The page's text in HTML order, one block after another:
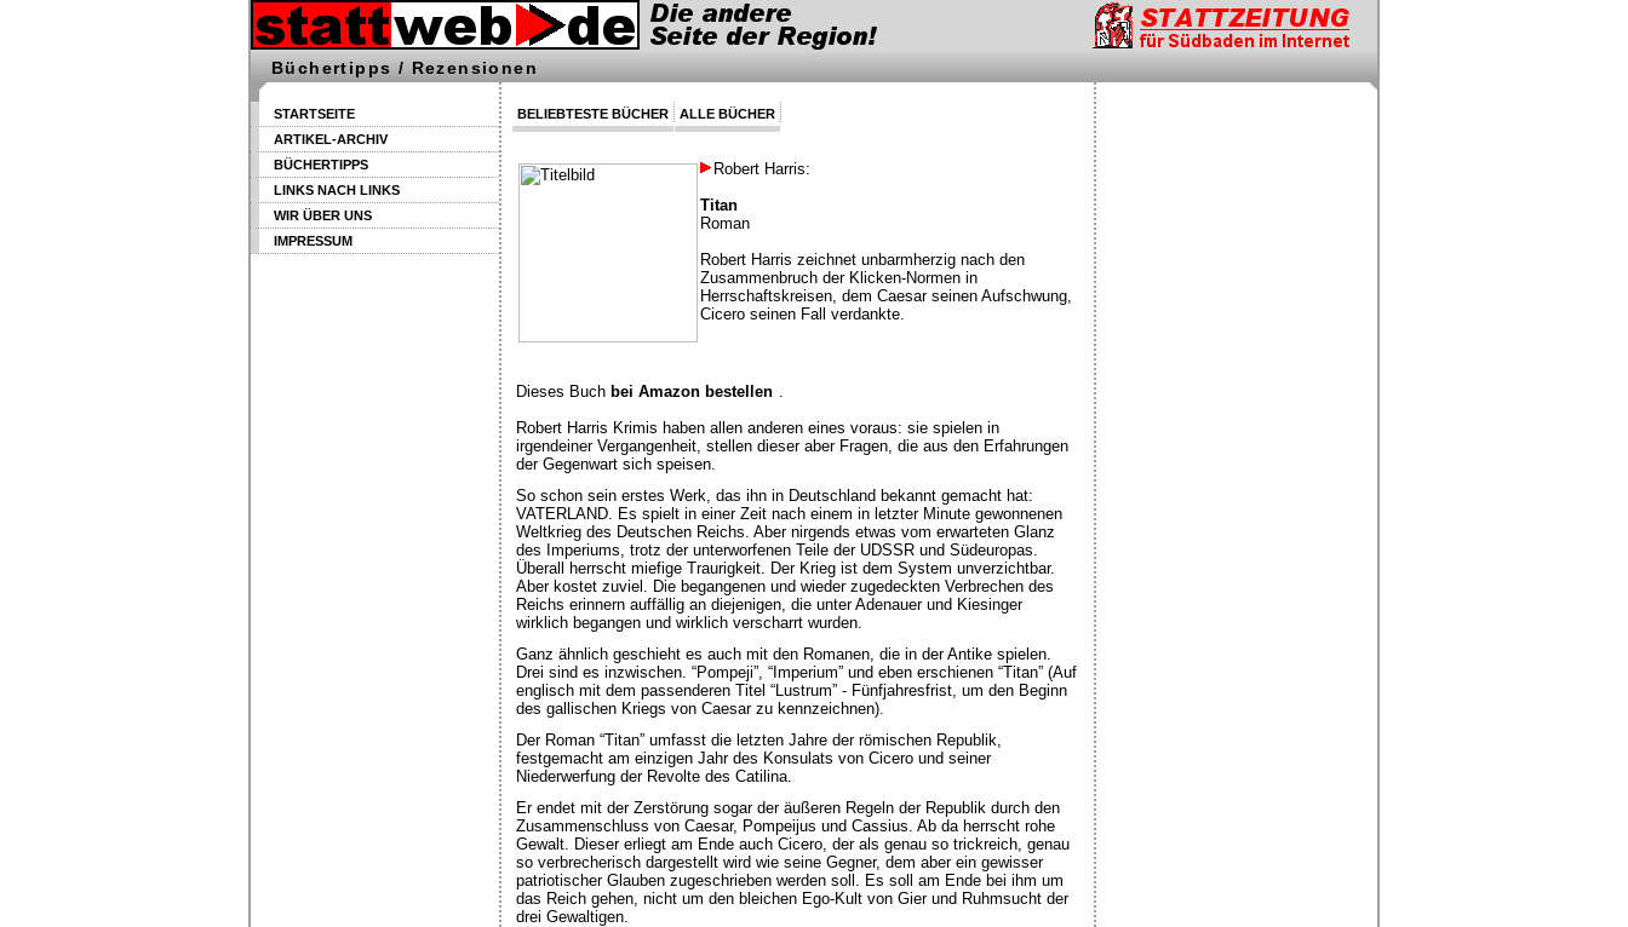
Büchertipps / Rezensionen
BELIEBTESTE BÜCHER ALLE BÜCHER
Robert Harris:
Titan
Roman
Robert Harris zeichnet unbarmherzig nach den
Zusammenbruch der Klicken-Normen in
Herrschaftskreisen, dem Caesar seinen Aufschwung,
Cicero seinen Fall verdankte.
Dieses Buch bei Amazon bestellen .
Robert Harris Krimis haben allen anderen eines voraus: sie spielen in
irgendeiner Vergangenheit, stellen dieser aber Fragen, die aus den Erfahrungen
der Gegenwart sich speisen.
So schon sein erstes Werk, das ihn in Deutschland bekannt gemacht hat:
VATERLAND. Es spielt in einer Zeit nach einem in letzter Minute gewonnenen
Weltkrieg des Deutschen Reichs. Aber nirgends etwas vom erwarteten Glanz
des Imperiums, trotz der unterworfenen Teile der UDSSR und Südeuropas.
Überall herrscht miefige Traurigkeit. Der Krieg ist dem System unverzichtbar.
Aber kostet zuviel. Die begangenen und wieder zugedeckten Verbrechen des
Reichs erinnern auffällig an diejenigen, die unter Adenauer und Kiesinger
wirklich begangen und wirklich verscharrt wurden.
Ganz ähnlich geschieht es auch mit den Romanen, die in der Antike spielen.
Drei sind es inzwischen. “Pompeji”, “Imperium” und eben erschienen “Titan” (Auf
englisch mit dem passenderen Titel “Lustrum” - Fünfjahresfrist, um den Beginn
des gallischen Kriegs von Caesar zu kennzeichnen).
Der Roman “Titan” umfasst die letzten Jahre der römischen Republik,
festgemacht am einzigen Jahr des Konsulats von Cicero und seiner
Niederwerfung der Revolte des Catilina.
Er endet mit der Zerstörung sogar der äußeren Regeln der Republik durch den
Zusammenschluss von Caesar, Pompeijus und Cassius. Ab da herrscht rohe
Gewalt. Dieser erliegt am Ende auch Cicero, der als genau so trickreich, genau
so verbrecherisch dargestellt wird wie seine Gegner, dem aber ein gewisser
patriotischer Glauben zugeschrieben werden soll. Es soll am Ende bei ihm um
das Reich gehen, nicht um den bleichen Ego-Kult von Gier und Ruhmsucht der
drei Gewaltigen.
STARTSEITE
ARTIKEL-ARCHIV
BÜCHERTIPPS
LINKS NACH LINKS
WIR ÜBER UNS
IMPRESSUM